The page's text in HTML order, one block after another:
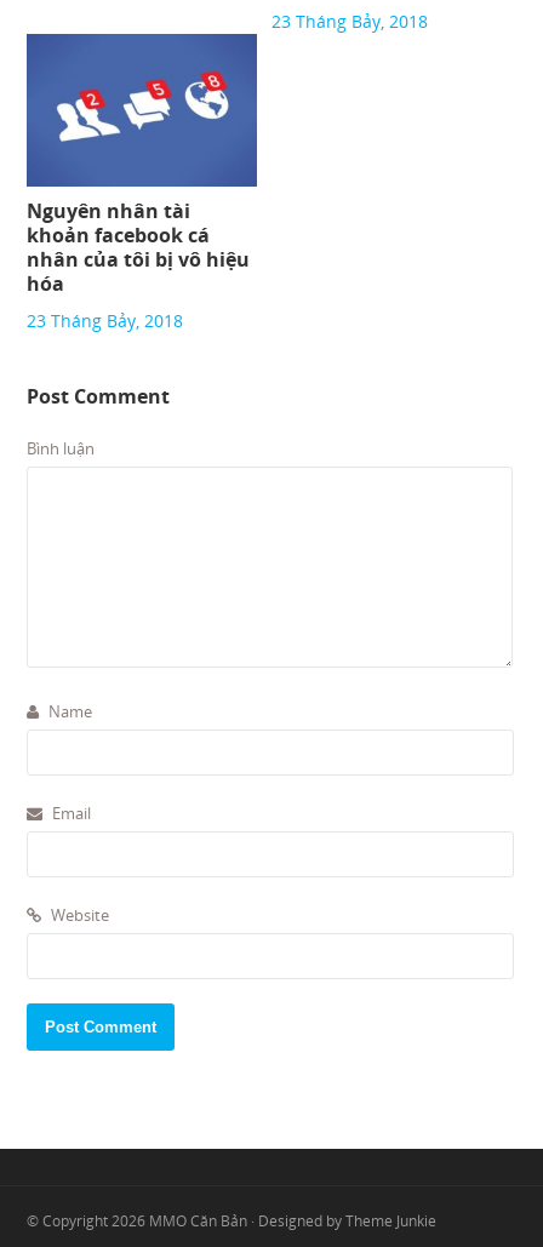
23 Tháng Bảy, 2018
Nguyên nhân tài
khoản facebook cá
nhân của tôi bị vô hiệu
hóa
23 Tháng Bảy, 2018
Post Comment
Bình luận
Name
Email
Website
© Copyright 2026 MMO Căn Bản · Designed byTheme Junkie